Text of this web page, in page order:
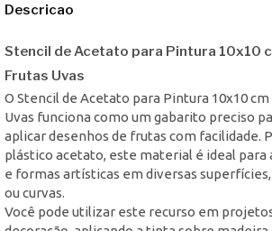
Descricao
Stencil de Acetato para Pintura 10x10
Frutas Uvas
O Stencil de Acetato para Pintura 10x10 cm
Uvas funciona como um gabarito preciso
aplicar desenhos de frutas com facilidade.
plástico acetato, este material é ideal para
e formas artísticas em diversas
ou curvas.
Você pode utilizar este recurso em